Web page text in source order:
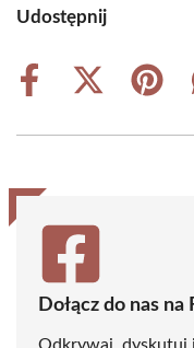
Udostępnij
Share
Share
(Twitter)
Share
Dołącz do nas na